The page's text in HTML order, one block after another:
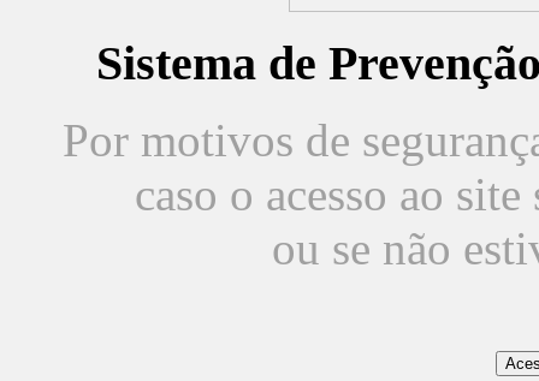
Sistema de
Por motivos de
caso o acesso ao
ou se não